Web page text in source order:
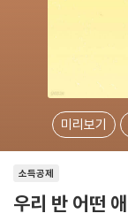
미리보기
소득공제
우리 반 어떤 애